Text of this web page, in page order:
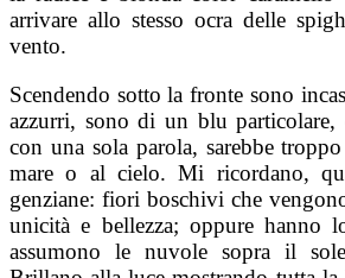
arrivare allo stesso ocra delle
vento.
Scendendo sotto la fronte sono
azzurri, sono di un blu
con una sola parola, sarebbe
mare o al cielo. Mi ricordano,
genziane: fiori boschivi che
unicità e bellezza; oppure hanno
assumono le nuvole sopra il